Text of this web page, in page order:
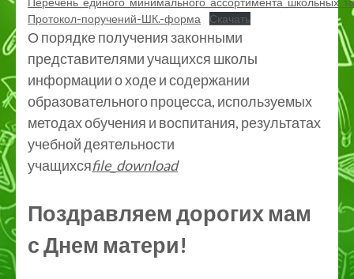
Протокол-поручений-ШК.-форма
Скачать
О порядке получения законными
представителями учащихся школы
информации о ходе и содержании
образовательного процесса, используемых
методах обучения и воспитания, результатах
учебной деятельности
учащихсяfile_download
Поздравляем дорогих мам
с Днем матери!